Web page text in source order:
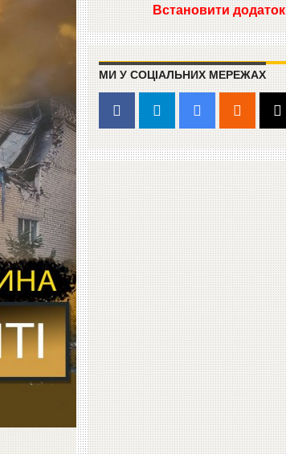
Встановити додаток
МИ У СОЦІАЛЬНИХ МЕРЕЖАХ